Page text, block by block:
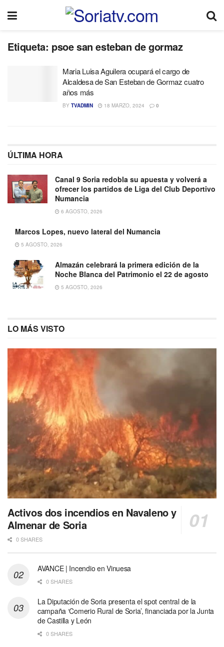
Etiqueta: psoe san esteban de gormaz
Maria Luisa Aguilera ocupará el cargo de
Alcaldesa de San Esteban de Gormaz cuatro
años más
BY TVADMIN 18 MARZO, 2024 0
ÚLTIMA HORA
Canal 9 Soria redobla su apuesta y volverá a
ofrecer los partidos de Liga del Club Deportivo
Numancia
6 AGOSTO, 2026
Marcos Lopes, nuevo lateral del Numancia
5 AGOSTO, 2026
Almazán celebrará la primera edición de la
Noche Blanca del Patrimonio el 22 de agosto
5 AGOSTO, 2026
LO MÁS VISTO
Activos dos incendios en Navaleno y
Almenar de Soria
0 SHARES
AVANCE | Incendio en Vinuesa
0 SHARES
La Diputación de Soria presenta el spot central de la
campaña ‘Comerio Rural de Soria’, financiada por la Junta
de Castilla y León
0 SHARES